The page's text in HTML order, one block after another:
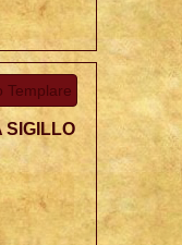
SIGILLO